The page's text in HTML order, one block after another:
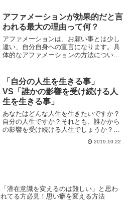
も注目してみてください。
アファメーションが効果的だと言
われる最大の理由って何？
アファメーションは、お願い事とは少し
違い、自分自身への宣言になります。具
体的なアファメーションの方法につい
します。
「自分の人生を生きる事」
VS「誰かの影響を受け続ける人
生を生きる事」
あなたはどんな人生を生きたいですか？
自分の人生ですか？それとも、誰かから
の影響を受け続ける人生でしょうか？ど
う生きたいか？決めることで、望む人生
を生きる方法について解説します。
2019.10.22
「潜在意識を変えるのは難しい」と思わ
れてる方必見！思い癖を変える方法